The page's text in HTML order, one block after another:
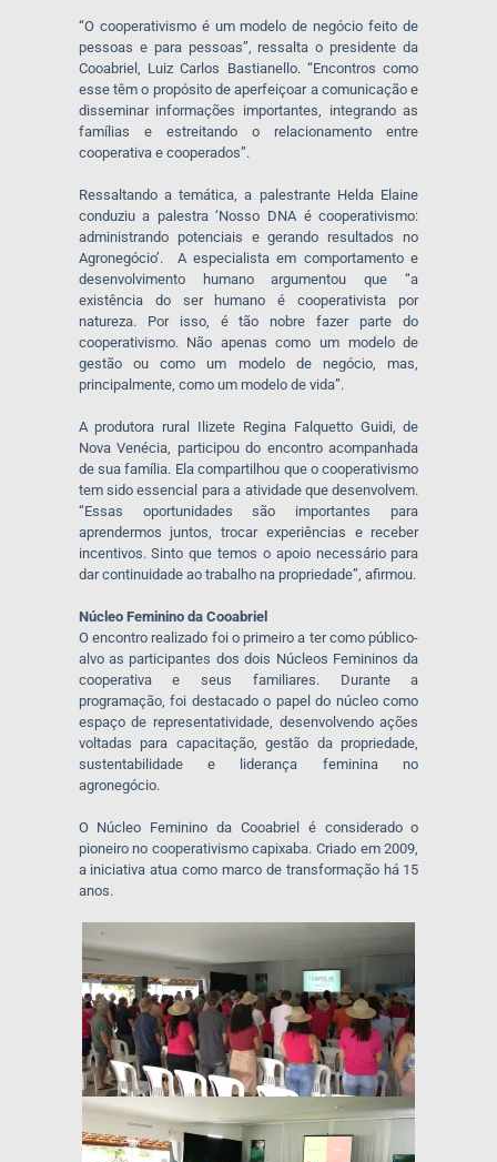
“O cooperativismo é um modelo de negócio feito de
pessoas e para pessoas”, ressalta o presidente da
Cooabriel, Luiz Carlos Bastianello. “Encontros como
esse têm o propósito de aperfeiçoar a comunicação e
disseminar informações importantes, integrando as
famílias e estreitando o relacionamento entre
cooperativa e cooperados”.
Ressaltando a temática, a palestrante Helda Elaine
conduziu a palestra ‘Nosso DNA é cooperativismo:
administrando potenciais e gerando resultados no
Agronegócio’. A especialista em comportamento e
desenvolvimento humano argumentou que “a
existência do ser humano é cooperativista por
natureza. Por isso, é tão nobre fazer parte do
cooperativismo. Não apenas como um modelo de
gestão ou como um modelo de negócio, mas,
principalmente, como um modelo de vida”.
A produtora rural Ilizete Regina Falquetto Guidi, de
Nova Venécia, participou do encontro acompanhada
de sua família. Ela compartilhou que o cooperativismo
tem sido essencial para a atividade que desenvolvem.
“Essas oportunidades são importantes para
aprendermos juntos, trocar experiências e receber
incentivos. Sinto que temos o apoio necessário para
dar continuidade ao trabalho na propriedade”, afirmou.
Núcleo Feminino da Cooabriel
O encontro realizado foi o primeiro a ter como público-
alvo as participantes dos dois Núcleos Femininos da
cooperativa e seus familiares. Durante a
programação, foi destacado o papel do núcleo como
espaço de representatividade, desenvolvendo ações
voltadas para capacitação, gestão da propriedade,
sustentabilidade e liderança feminina no
agronegócio.
O Núcleo Feminino da Cooabriel é considerado o
pioneiro no cooperativismo capixaba. Criado em 2009,
a iniciativa atua como marco de transformação há 15
anos.